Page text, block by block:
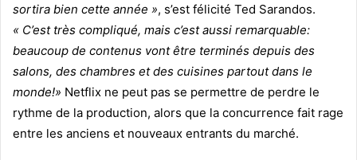
sortira bien cette année », s’est félicité Ted Sarandos.
« C’est très compliqué, mais c’est aussi remarquable:
beaucoup de contenus vont être terminés depuis des
salons, des chambres et des cuisines partout dans le
monde!» Netflix ne peut pas se permettre de perdre le
rythme de la production, alors que la concurrence fait rage
entre les anciens et nouveaux entrants du marché.